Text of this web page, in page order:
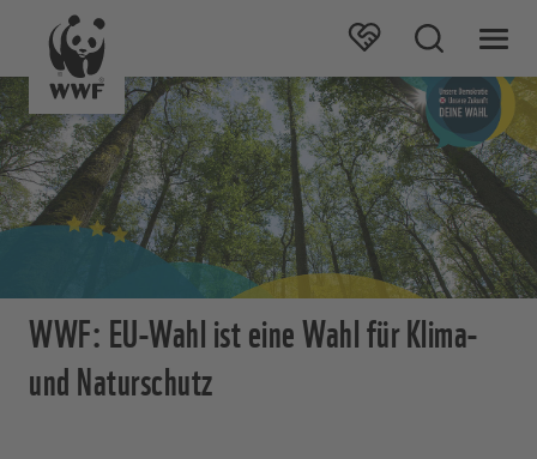
WWF: EU-Wahl ist eine Wahl für Klima-
und Naturschutz